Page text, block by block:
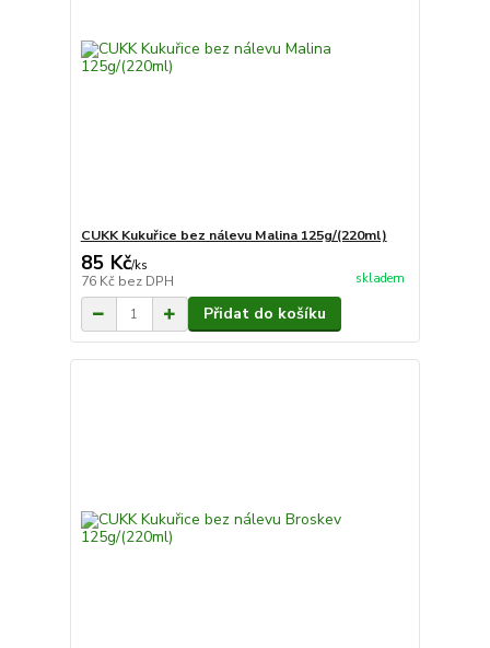
CUKK Kukuřice bez nálevu Malina 125g/(220ml)
85 Kč/ks
76 Kč bez DPH skladem
Přidat do košíku